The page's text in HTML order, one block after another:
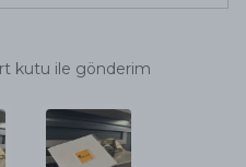
kutu ile gönderim